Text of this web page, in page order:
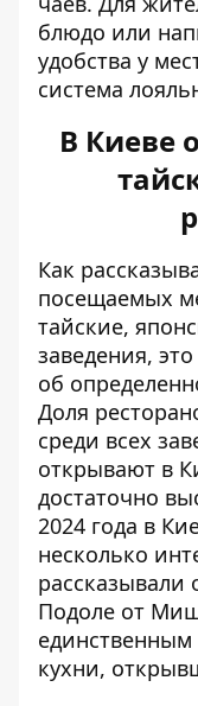
блюдо или
удобства у
система
В Киеве
Как
посещаемых
тайские,
заведения,
об
Доля
среди всех
открывают в
достаточно
2024 года в
несколько
рассказывали
Подоле от
единственным
кухни,